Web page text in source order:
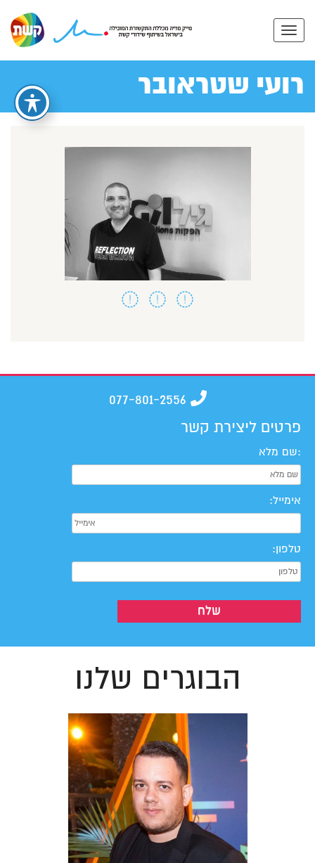
רועי שטראובר
פרטים ליצירת קשר
:שם מלא
אימייל:
טלפון:
הבוגרים שלנו